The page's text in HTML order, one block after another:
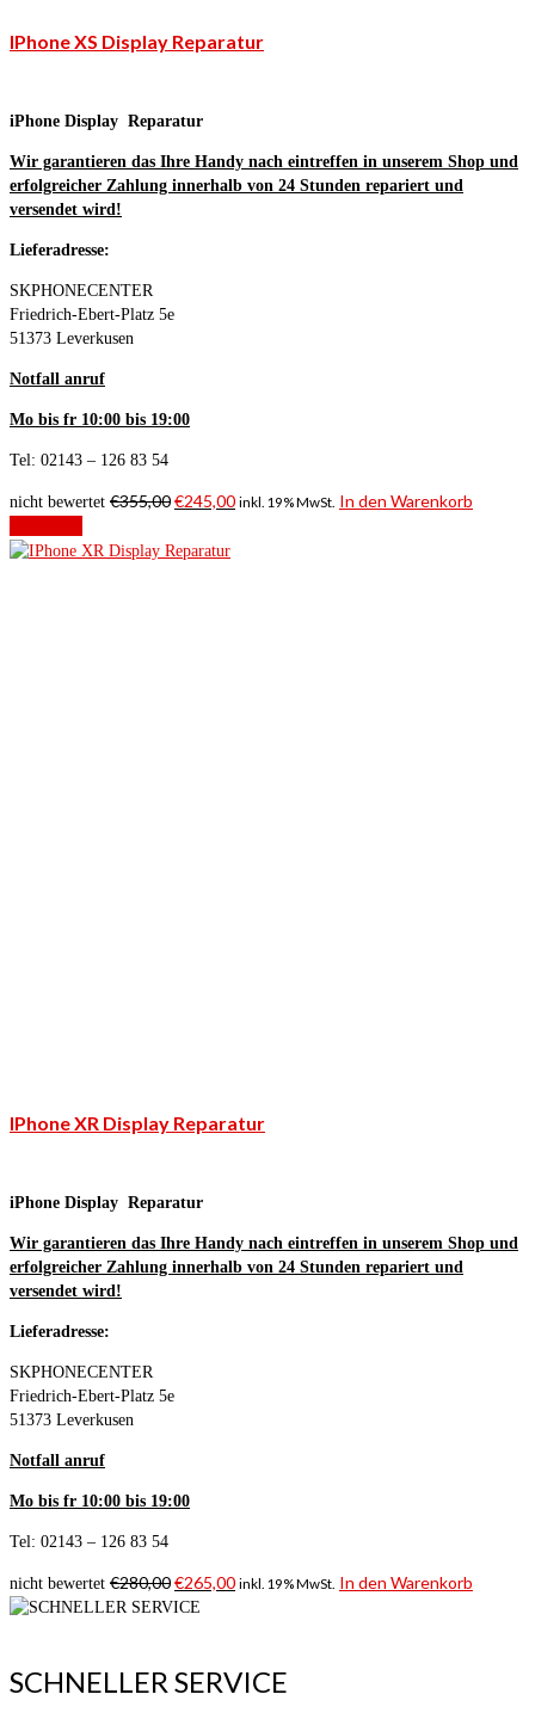
IPhone XS Display Reparatur
iPhone Display Reparatur
Wir garantieren das Ihre Handy nach eintreffen in unserem Shop und
erfolgreicher Zahlung innerhalb von 24 Stunden repariert und
versendet wird!
Lieferadresse:
SKPHONECENTER
Friedrich-Ebert-Platz 5e
51373 Leverkusen
Notfall anruf
Mo bis fr 10:00 bis 19:00
Tel: 02143 – 126 83 54
nicht bewertet €355,00€245,00 inkl. 19% MwSt. In den Warenkorb
IPhone XR Display Reparatur
iPhone Display Reparatur
Wir garantieren das Ihre Handy nach eintreffen in unserem Shop und
erfolgreicher Zahlung innerhalb von 24 Stunden repariert und
versendet wird!
Lieferadresse:
SKPHONECENTER
Friedrich-Ebert-Platz 5e
51373 Leverkusen
Notfall anruf
Mo bis fr 10:00 bis 19:00
Tel: 02143 – 126 83 54
nicht bewertet €280,00€265,00 inkl. 19% MwSt. In den Warenkorb
SCHNELLER SERVICE